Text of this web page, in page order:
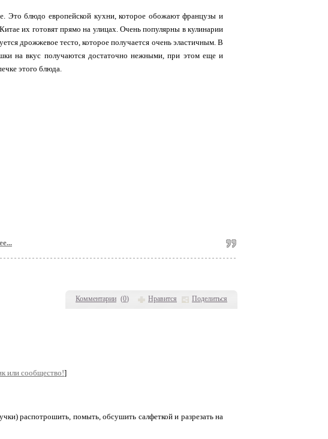
Комментарии (0) Нравится Поделиться
Это блюдо европейской кухни, которое обожают французы и
их готовят прямо на улицах. Очень популярны в кулинарии
дрожжевое тесто, которое получается очень эластичным. В
на вкус получаются достаточно нежными, при этом еще и
этого блюда.
или сообщество!]
распотрошить, помыть, обсушить салфеткой и разрезать на